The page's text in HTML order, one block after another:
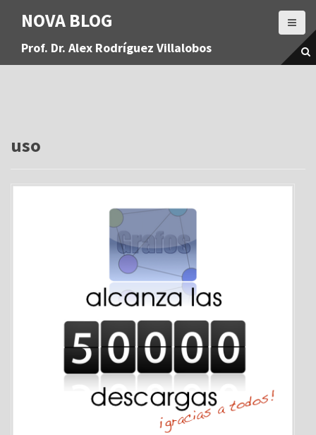
a
NOVA BLOG
Prof. Dr. Alex Rodríguez Villalobos
uso